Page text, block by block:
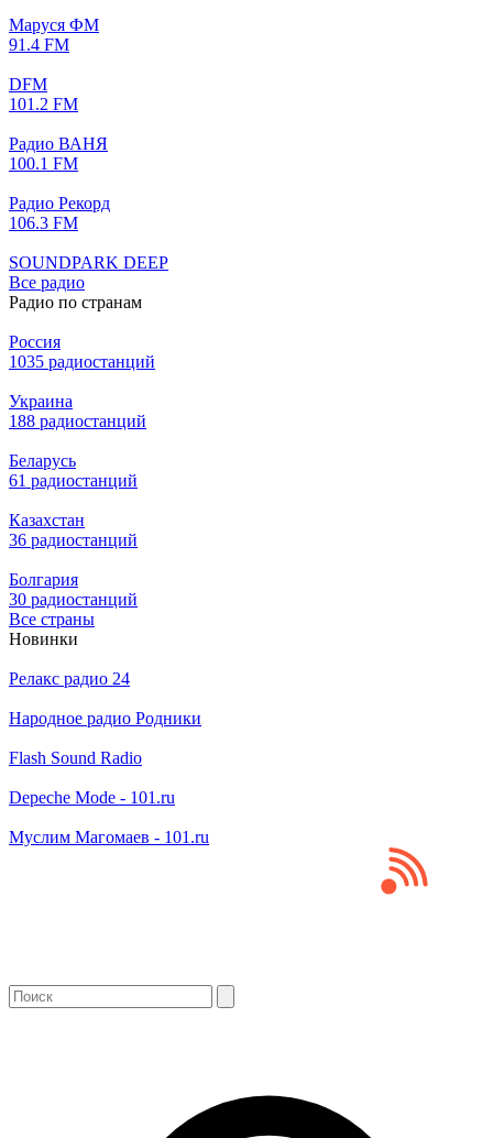
Маруся ФМ
91.4 FM
DFM
101.2 FM
Радио ВАНЯ
100.1 FM
Радио Рекорд
106.3 FM
SOUNDPARK DEEP
Все радио
Радио по странам
Россия
1035 радиостанций
Украина
188 радиостанций
Беларусь
61 радиостанций
Казахстан
36 радиостанций
Болгария
30 радиостанций
Все страны
Новинки
Релакс радио 24
Народное радио Родники
Flash Sound Radio
Depeche Mode - 101.ru
Муслим Магомаев - 101.ru